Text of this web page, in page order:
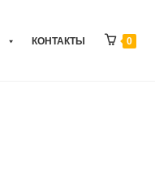
КОНТАКТЫ 0